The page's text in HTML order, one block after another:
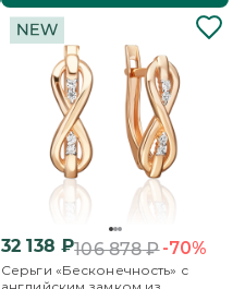
32 138 ₽106 878₽-70%
Серьги «Бесконечность» с